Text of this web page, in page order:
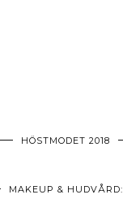
HÖSTMODET 2018
MAKEUP & HUDVÅRD: